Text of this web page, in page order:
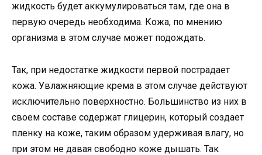
жидкость будет аккумулироваться там, где она в
первую очередь необходима. Кожа, по мнению
организма в этом случае может подождать.
Так, при недостатке жидкости первой пострадает
кожа. Увлажняющие крема в этом случае действуют
исключительно поверхностно. Большинство из них в
своем составе содержат глицерин, который создает
пленку на коже, таким образом удерживая влагу, но
при этом не давая свободно коже дышать. Так